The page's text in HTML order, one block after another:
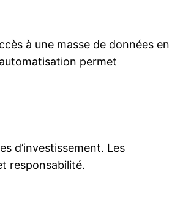
à une masse de données en
permet
d’investissement. Les
responsabilité.